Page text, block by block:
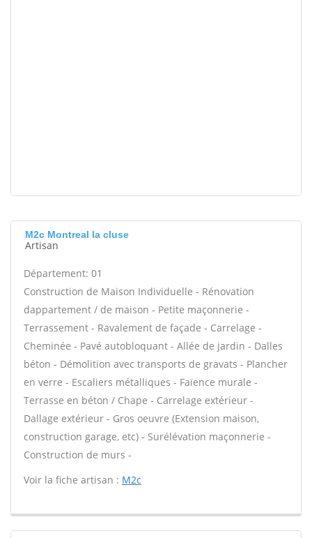
M2c Montreal la cluse
Artisan
Département: 01
Construction de Maison Individuelle - Rénovation
dappartement / de maison - Petite maçonnerie -
Terrassement - Ravalement de façade - Carrelage -
Cheminée - Pavé autobloquant - Allée de jardin - Dalles
béton - Démolition avec transports de gravats - Plancher
en verre - Escaliers métalliques - Faïence murale -
Terrasse en béton / Chape - Carrelage extérieur -
Dallage extérieur - Gros oeuvre (Extension maison,
construction garage, etc) - Surélévation maçonnerie -
Construction de murs -
Voir la fiche artisan : M2c